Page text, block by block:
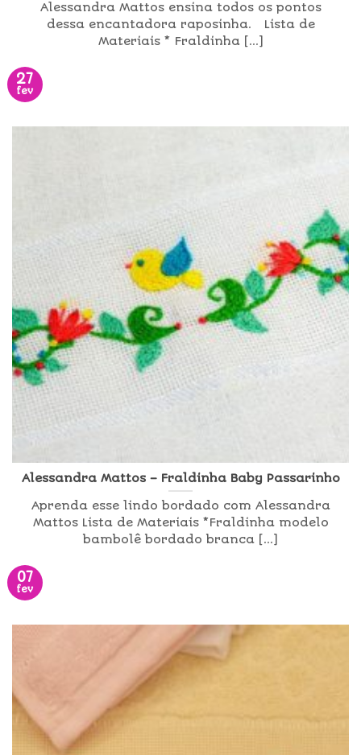
Alessandra Mattos ensina todos os pontos
dessa encantadora raposinha. Lista de
Materiais * Fraldinha [...]
27
fev
Alessandra Mattos – Fraldinha Baby Passarinho
Aprenda esse lindo bordado com Alessandra
Mattos Lista de Materiais *Fraldinha modelo
bambolê bordado branca [...]
07
fev